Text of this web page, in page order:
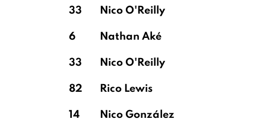
33 Nico O'Reilly
6 Nathan Aké
33 Nico O'Reilly
82 Rico Lewis
14 Nico González